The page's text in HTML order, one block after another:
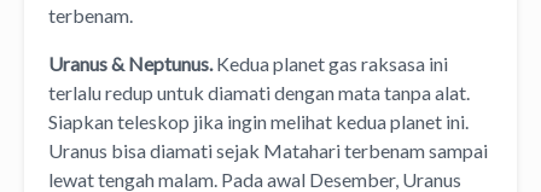
terbenam.
Uranus & Neptunus. Kedua planet gas raksasa ini
terlalu redup untuk diamati dengan mata tanpa alat.
Siapkan teleskop jika ingin melihat kedua planet ini.
Uranus bisa diamati sejak Matahari terbenam sampai
lewat tengah malam. Pada awal Desember, Uranus